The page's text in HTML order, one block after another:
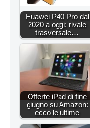
Huawei P40 Pro dal
2020 a oggi: rivale
trasversale…
Offerte iPad di fine
giugno su Amazon:
ecco le ultime